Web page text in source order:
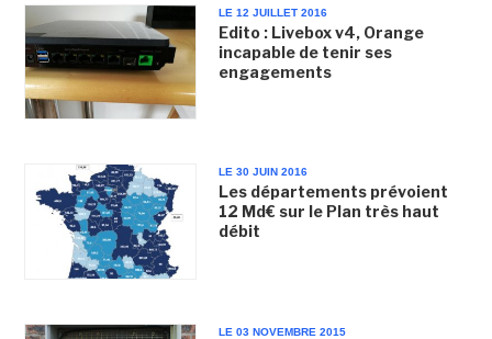
LE 12 JUILLET 2016
Edito : Livebox v4, Orange
incapable de tenir ses
engagements
LE 30 JUIN 2016
Les départements prévoient
12 Md€ sur le Plan très haut
débit
LE 03 NOVEMBRE 2015